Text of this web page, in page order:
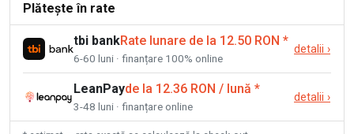
Plătește în rate
tbi bankRate lunare de la 12.50 RON *
6-60 luni · finanțare 100% online
detalii ›
LeanPayde la 12.36 RON / lună *
3-48 luni · finanțare online
detalii ›